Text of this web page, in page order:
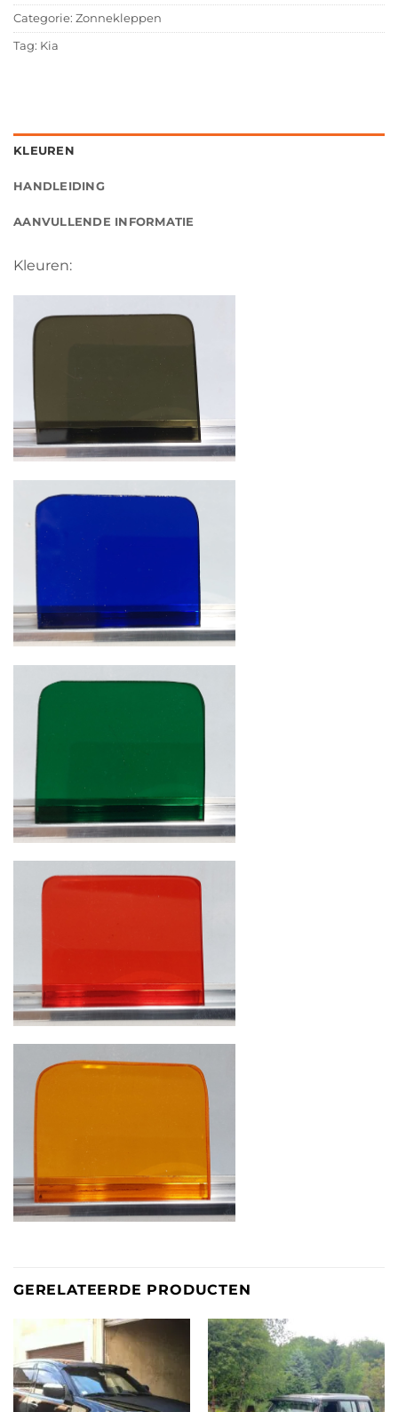
Categorie: Zonnekleppen
Tag: Kia
KLEUREN
HANDLEIDING
AANVULLENDE INFORMATIE
Kleuren:
GERELATEERDE PRODUCTEN